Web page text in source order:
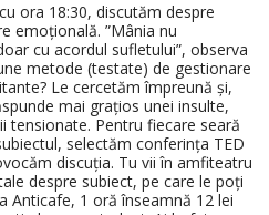
ora 18:30, discutăm despre
emoțională. ”Mânia nu
cu acordul sufletului”, observa
metode (testate) de gestionare
Le cercetăm împreună și,
mai grațios unei insulte,
tensionate. Pentru fiecare seară
selectăm conferința TED
discuția. Tu vii în amfiteatru
despre subiect, pe care le poți
Anticafe, 1 oră înseamnă 12 lei